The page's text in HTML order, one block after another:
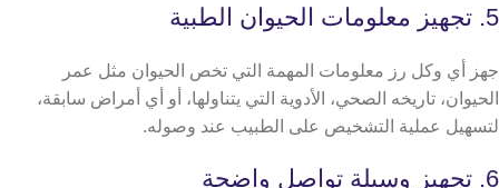
5. تجهيز معلومات الحيوان الطبية
جهز أي وكل رز معلومات المهمة التي تخص الحيوان مثل عمر
الحيوان، تاريخه الصحي، الأدوية التي يتناولها، أو أي أمراض سابقة،
لتسهيل عملية التشخيص على الطبيب عند وصوله.
6. تجهيز وسيلة تواصل واضحة